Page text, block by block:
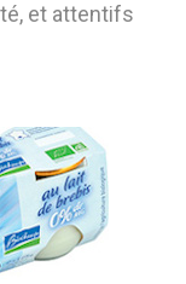
et attentifs